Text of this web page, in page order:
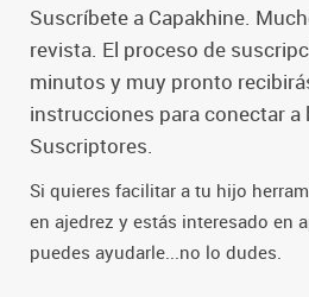
Suscríbete a Capakhine.
revista. El proceso de
minutos y muy pronto
instrucciones para conectar a
Suscriptores.
Si quieres facilitar a tu hijo
en ajedrez y estás interesado en
puedes ayudarle...no lo dudes.